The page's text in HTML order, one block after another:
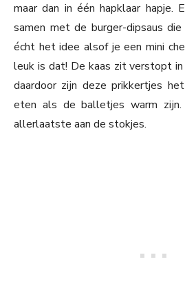
maar dan in één hapklaar hapje.
samen met de burger-dipsaus
écht het idee alsof je een mini
leuk is dat! De kaas zit verstopt
daardoor zijn deze prikkertjes
eten als de balletjes warm
allerlaatste aan de stokjes.